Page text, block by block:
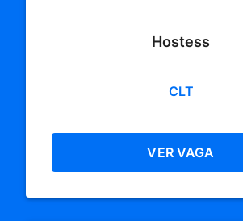
Hostess
CLT
VER VAGA